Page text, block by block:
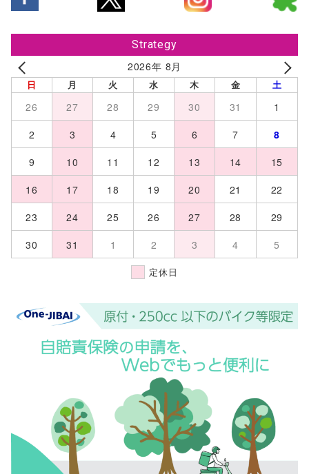
Strategy
2026年 8月
日 月 火 水 木 金 土
26 27 28 29 30 31
1
2
3 4 5 6 7
8
9
10 11 12 13 14
15
16
17 18 19 20 21
22
23
24 25 26 27 28
29
30
31 1 2 3 4 5
定休日